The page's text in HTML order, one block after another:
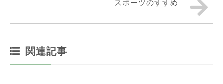
スポーツのすすめ
関連記事